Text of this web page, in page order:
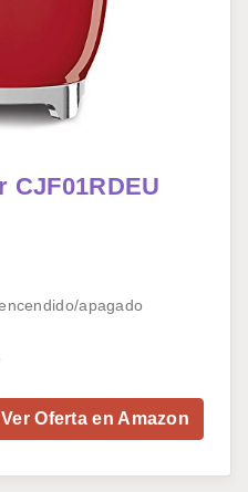
CJF01RDEU
apagado
Ver Oferta en Amazon